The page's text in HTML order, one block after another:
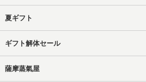
夏ギフト
ギフト解体セール
薩摩蒸氣屋